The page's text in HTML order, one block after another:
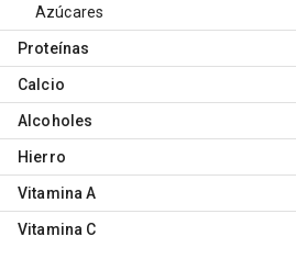
Azúcares
Proteínas
Calcio
Alcoholes
Hierro
Vitamina A
Vitamina C